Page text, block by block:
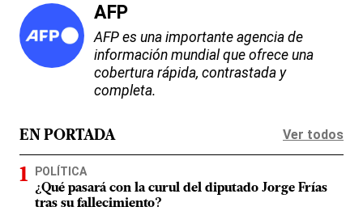
AFP
AFP es una importante agencia de
información mundial que ofrece una
cobertura rápida, contrastada y
completa.
EN PORTADA Ver todos
POLÍTICA
¿Qué pasará con la curul del diputado Jorge Frías
tras su fallecimiento?